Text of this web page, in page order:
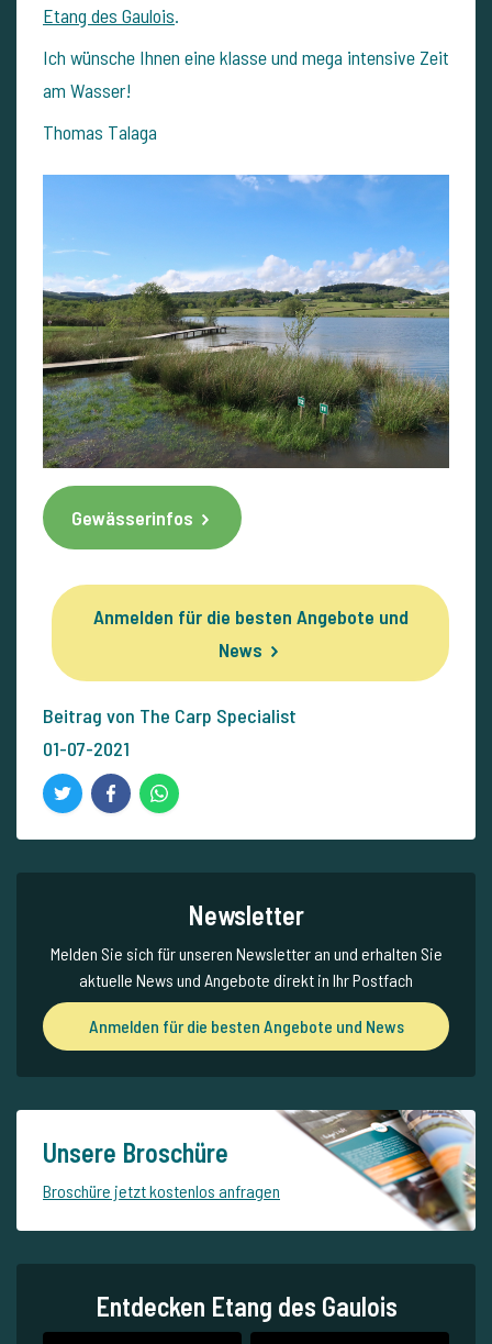
Etang des Gaulois.
Ich wünsche Ihnen eine klasse und mega intensive Zeit
am Wasser!
Thomas Talaga
Gewässerinfos
Anmelden für die besten Angebote und
News
Beitrag von The Carp Specialist
01-07-2021
Newsletter
Melden Sie sich für unseren Newsletter an und erhalten Sie
aktuelle News und Angebote direkt in Ihr Postfach
Anmelden für die besten Angebote und News
Unsere Broschüre
Broschüre jetzt kostenlos anfragen
Entdecken Etang des Gaulois